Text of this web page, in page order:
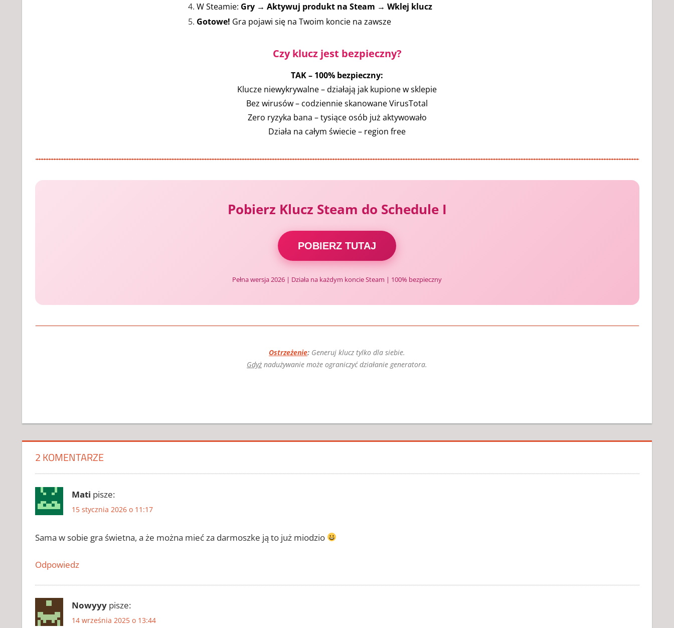
W Steamie: Gry → Aktywuj produkt na Steam → Wklej klucz
Gotowe! Gra pojawi się na Twoim koncie na zawsze
Czy klucz jest bezpieczny?
TAK – 100% bezpieczny:
Klucze niewykrywalne – działają jak kupione w sklepie
Bez wirusów – codziennie skanowane VirusTotal
Zero ryzyka bana – tysiące osób już aktywowało
Działa na całym świecie – region free
Pobierz Klucz Steam do Schedule I
POBIERZ TUTAJ
Pełna wersja 2026 | Działa na każdym koncie Steam | 100% bezpieczny
Ostrzeżenie: Generuj klucz tylko dla siebie.
Gdyż nadużywanie może ograniczyć działanie generatora.
CRACK DO
SCHEDULE
CRACK DO
SCHEDULE
SCHEDULE
CHOMIKUJ
I ZAPYTAJ
KLUCZ DO
SCHEDULE
2 KOMENTARZE
Mati pisze:
15 stycznia 2026 o 11:17
Sama w sobie gra świetna, a że można mieć za darmoszke ją to już miodzio
Odpowiedz
Nowyyy pisze:
14 września 2025 o 13:44